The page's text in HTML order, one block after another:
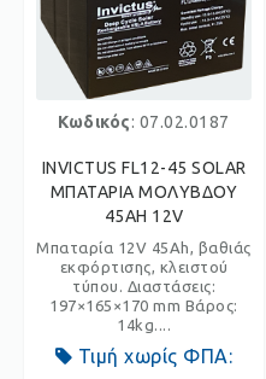
Κωδικός: 07.02.0187
INVICTUS FL12-45 SOLAR
ΜΠΑΤΑΡΙΑ ΜΟΛΥΒΔΟΥ
45AH 12V
Μπαταρία 12V 45Ah, βαθιάς
εκφόρτισης, κλειστού
τύπου. Διαστάσεις:
197×165×170 mm Βάρος:
14kg....
Τιμή χωρίς ΦΠΑ: